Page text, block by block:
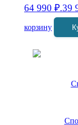
64 990 ₽.39
корзину